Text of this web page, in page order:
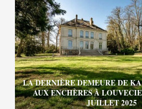
LA DERNIÈRE DEMEURE DE
AUX ENCHÈRES À
JUILLET 2025